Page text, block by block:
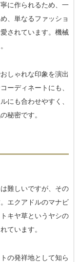
に作られるため、一
、単なるファッショ
されています。機械
しゃれな印象を演出
ーディネートにも、
にも合わせやすく、
秘密です。
難しいですが、その
エクアドルのマナビ
キヤ草というヤシの
ています。
の発祥地として知ら